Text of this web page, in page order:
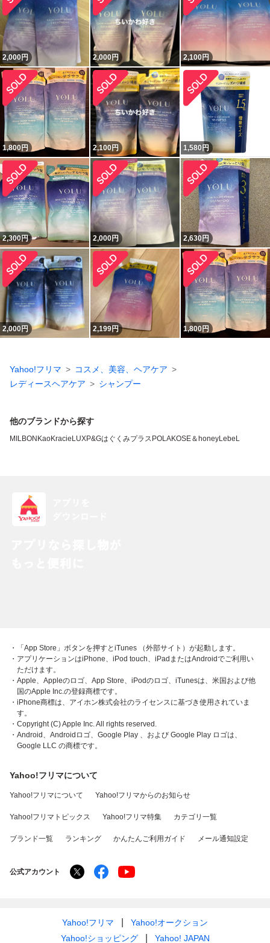
2,000円 2,000円 2,100円
1,800円 2,100円 1,580 円
2,300円 2,000円 2,630円
2,000円 2,199円 1,800円
Yahoo!フリマ
コスメ、美容、ヘアケア
レディースヘアケア
シャンプー
他のブランドから探す
MILBON KaoKracie LUXP&Gはぐくみプラス POLAKOSE＆honeyLebeL
・「App Store」ボタンを押すとiTunes （外部サイト）が起動します。
・アプリケーションはiPhone、iPod touch、iPadまたはAndroidでご利用い
ただけます。
・Apple、Appleのロゴ、App Store、iPodのロゴ、iTunesは、米国および他
国のApple Inc.の登録商標です。
・iPhone商標は、アイホン株式会社のライセンスに基づき使用されていま
す。
・Copyright (C) Apple Inc. All rights reserved.
・Android、Androidロゴ、Google Play 、および Google Play ロゴは、
Google LLC の商標です。
Yahoo!フリマについて
Yahoo!フリマについて Yahoo!フリマからのお知らせ
Yahoo!フリマトピックス Yahoo!フリマ特集 カテゴリ一覧
ブランド一覧 ランキング かんたんご利用ガイド メール通知設定
公式アカウント
Yahoo!フリマ
Yahoo!オークション
Yahoo!ショッピング
Yahoo! JAPAN